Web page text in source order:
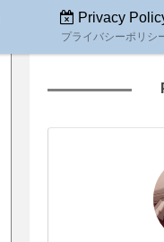
Privacy
プライバシーポリシ